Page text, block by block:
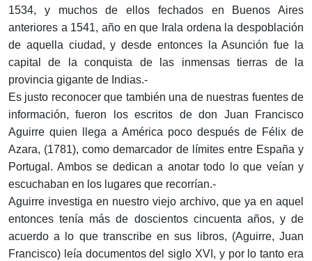
1534, y muchos de ellos fechados en Buenos Aires
anteriores a 1541, año en que Irala ordena la despoblación
de aquella ciudad, y desde entonces la Asunción fue la
capital de la conquista de las inmensas tierras de la
provincia gigante de Indias.-
Es justo reconocer que también una de nuestras fuentes de
información, fueron los escritos de don Juan Francisco
Aguirre quien llega a América poco después de Félix de
Aza­ra, (1781), como demarcador de límites entre España y
Por­tugal. Ambos se dedican a anotar todo lo que veían y
escu­chaban en los lugares que recorrían.-
Aguirre investiga en nuestro viejo archivo, que ya en aquel
entonces tenía más de doscientos cincuenta años, y de
acuerdo a lo que transcribe en sus libros, (Aguirre, Juan
Francisco) leía documentos del siglo XVI, y por lo tanto era